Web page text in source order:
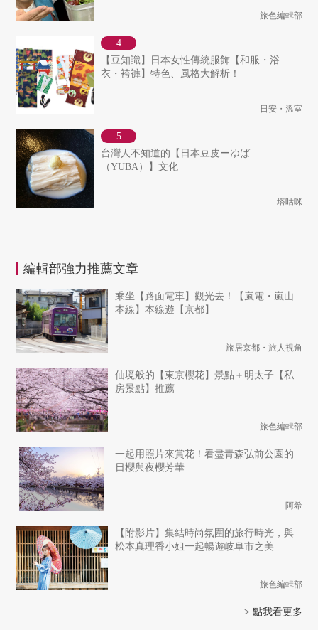
旅色編輯部
【豆知識】日本女性傳統服飾【和服・浴
衣・袴褲】特色、風格大解析！
日安・溫室
台灣人不知道的【日本豆皮ーゆば
（YUBA）】文化
塔咕咪
編輯部強力推薦文章
乘坐【路面電車】觀光去！【嵐電・嵐山
本線】本線遊【京都】
旅居京都・旅人視角
仙境般的【東京櫻花】景點＋明太子【私
房景點】推薦
旅色編輯部
一起用照片來賞花！看盡青森弘前公園的
日櫻與夜櫻芳華
阿希
【附影片】集結時尚氛圍的旅行時光，與
松本真理香小姐一起暢遊岐阜市之美
旅色編輯部
> 點我看更多